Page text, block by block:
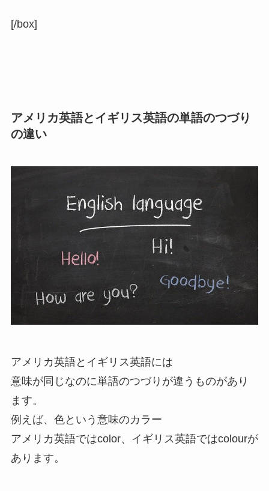
[/box]
アメリカ英語とイギリス英語の単語のつづり
の違い
アメリカ英語とイギリス英語には
意味が同じなのに単語のつづりが違うものがあり
ます。
例えば、色という意味のカラー
アメリカ英語ではcolor、イギリス英語ではcolourが
あります。